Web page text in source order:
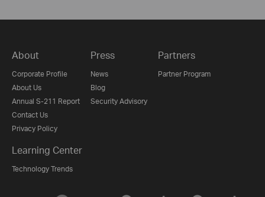
About
Corporate Profile
About Us
Annual S-211 Report
Contact Us
Privacy Policy
Press
News
Blog
Security Advisory
Partners
Partner Program
Learning Center
Technology Trends